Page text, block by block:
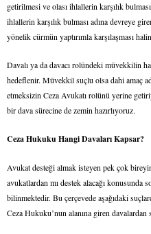
getirilmesi ve olası ihlallerin karşılık
ihlallerin karşılık bulması adına devreye
yönelik cürmün yaptırımla karşılaşması
Davalı ya da davacı rolündeki müvekkilin
hedeflenir. Müvekkil suçlu olsa dahi amaç
etmeksizin Ceza Avukatı rolünü yerine
bir dava sürecine de zemin hazırlıyoruz.
Ceza Hukuku Hangi Davaları Kapsar?
Avukat desteği almak isteyen pek çok
avukatlardan mı destek alacağı konusunda
bilinmektedir. Bu çerçevede aşağıdaki
Ceza Hukuku’nun alanına giren davalardan